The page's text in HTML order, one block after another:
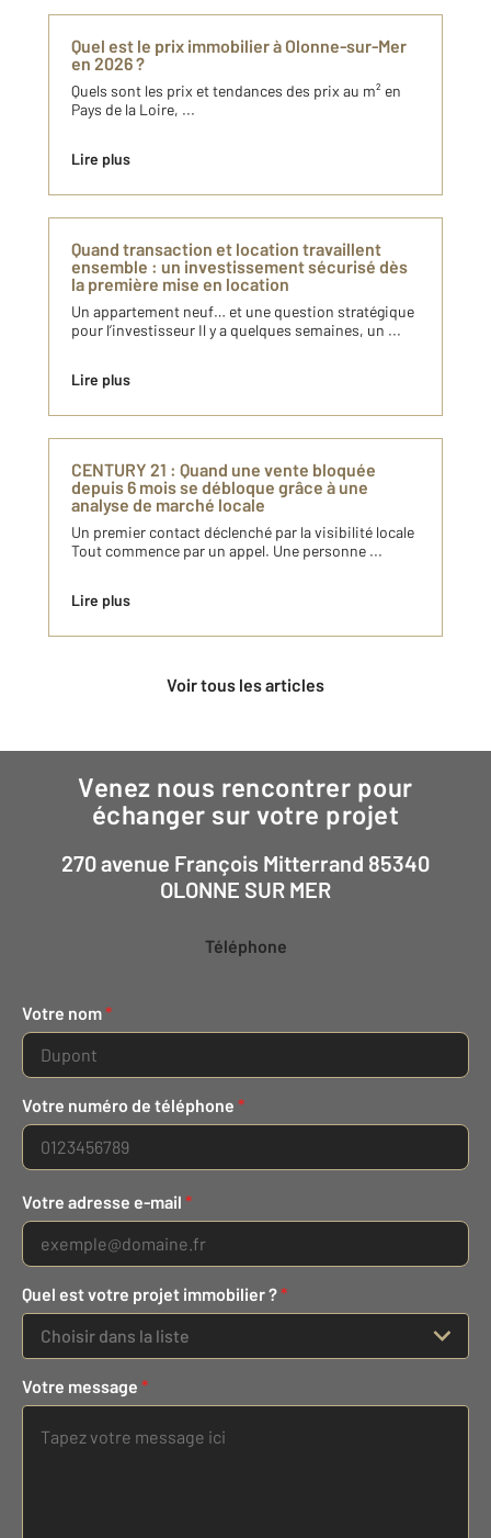
Quel est le prix immobilier à Olonne-sur-Mer
en 2026 ?
Quels sont les prix et tendances des prix au m² en
Pays de la Loire, ...
Lire plus
Quand transaction et location travaillent
ensemble : un investissement sécurisé dès
la première mise en location
Un appartement neuf… et une question stratégique
pour l’investisseur Il y a quelques semaines, un ...
Lire plus
CENTURY 21 : Quand une vente bloquée
depuis 6 mois se débloque grâce à une
analyse de marché locale
Un premier contact déclenché par la visibilité locale
Tout commence par un appel. Une personne ...
Lire plus
Voir tous les articles
Venez nous rencontrer pour
échanger sur votre projet
270 avenue François Mitterrand 85340
OLONNE SUR MER
Téléphone
Votre nom*
Votre numéro de téléphone *
Votre adresse e-mail *
Quel est votre projet immobilier ?*
Choisir dans la liste
Votre message *